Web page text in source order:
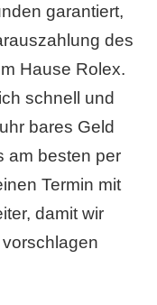
garantiert,
des
Hause Rolex.
schnell und
bares Geld
am besten per
Termin mit
damit wir